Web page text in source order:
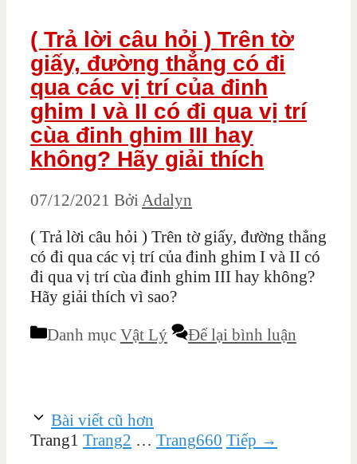
( Trả lời câu hỏi ) Trên tờ
giấy, đường thẳng có đi
qua các vị trí của đinh
ghim I và II có đi qua vị trí
cùa đinh ghim III hay
không? Hãy giải thích
07/12/2021 Bởi Adalyn
( Trả lời câu hỏi ) Trên tờ giấy, đường thẳng
có đi qua các vị trí của đinh ghim I và II có
đi qua vị trí cùa đinh ghim III hay không?
Hãy giải thích vì sao?
Danh mục Vật Lý Để lại bình luận
Bài viết cũ hơn
Trang1 Trang2 … Trang660 Tiếp →